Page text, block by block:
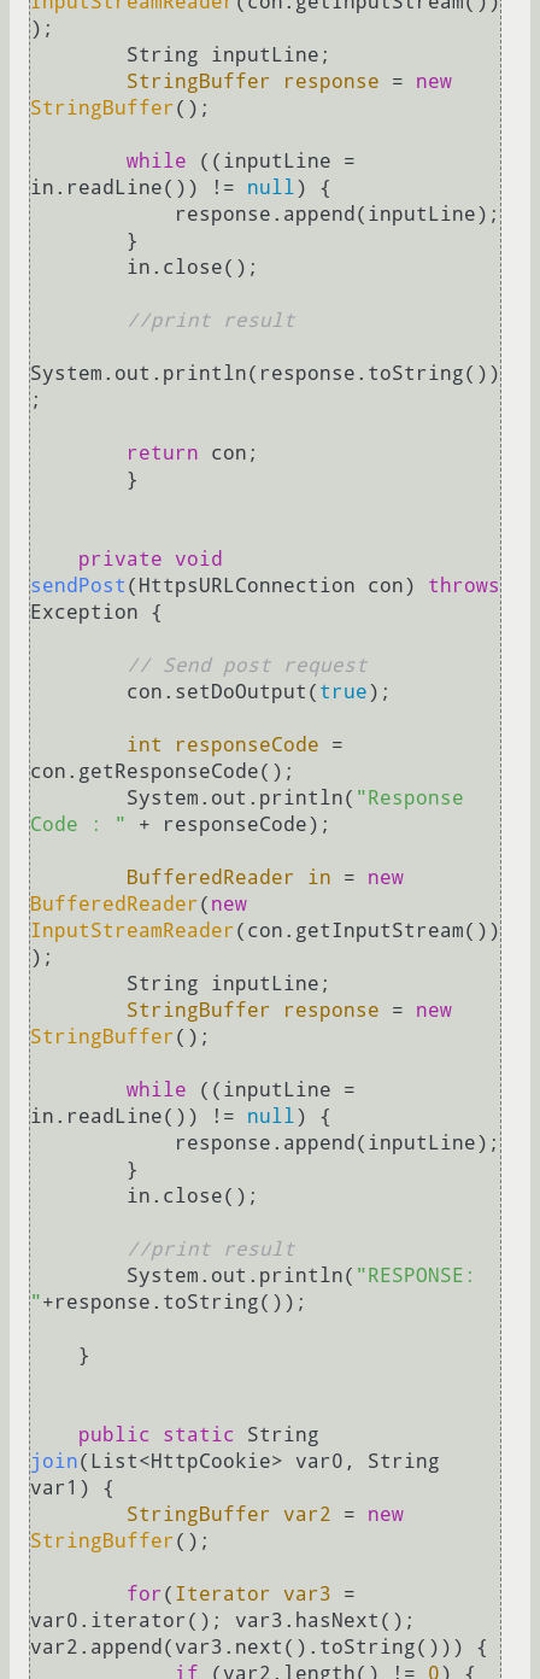
);
StringBuffer
response =
new
StringBuffer();
while ((inputLine =
in.readLine()) != null) {
//print result
System.out.println(response.toString())
;
return con;
private void
sendPost (HttpsURLConnection con)
throws
Exception {
// Send post request
        con.setDoOutput(
true);
int responseCode
=
con.getResponseCode();
        System.out.println(
"Response
Code : "
+ responseCode);
BufferedReader in =
new
BufferedReader( new
InputStreamReader(con.getInputStream())
);
StringBuffer
response =
new
StringBuffer();
while ((inputLine =
in.readLine()) != null) {
//print result
        System.out.println(
"RESPONSE:
"+response.toString());
public static
join(List<HttpCookie> var0, String
var1)
{
StringBuffer var2 =
new
StringBuffer();
for ( Iterator var3
=
var0.iterator(); var3.hasNext();
var2.append(var3.next().toString())) {
if (var2.length() != 0) {